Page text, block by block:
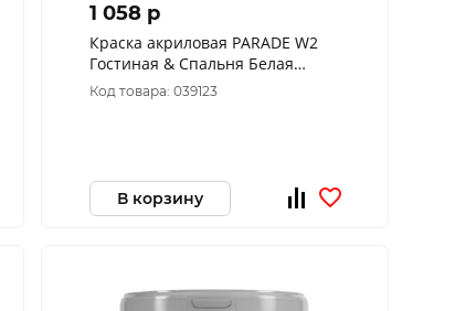
1 058 p
Краска акриловая PARADE W2
Гостиная & Спальня Белая
матовая 2,5л Россия
Код товара: 039123
В корзину